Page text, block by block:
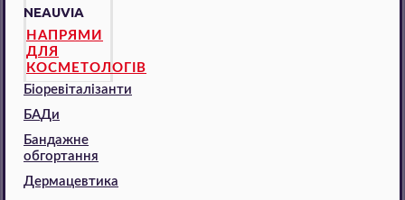
NEAUVIA
НАПРЯМИ
ДЛЯ
КОСМЕТОЛОГІВ
Біоревіталізанти
БАДи
Бандажне
обгортання
Дермацевтика